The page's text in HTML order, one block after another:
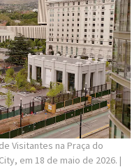
Visitantes na Praça do
em 18 de maio de 2026. |